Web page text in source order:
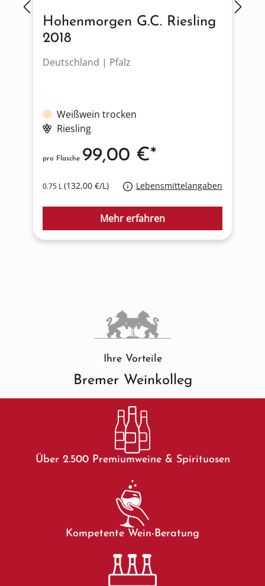
Hohenmorgen G.C. Riesling
2018
Deutschland | Pfalz
Weißwein trocken
Riesling
0.75 L(132,00 €/L) Lebensmittelangaben
pro Flasche 99,00 €*
Mehr erfahren
Ihre Vorteile
Bremer Weinkolleg
Über 2.500 Premiumweine & Spirituosen
Kompetente Wein-Beratung